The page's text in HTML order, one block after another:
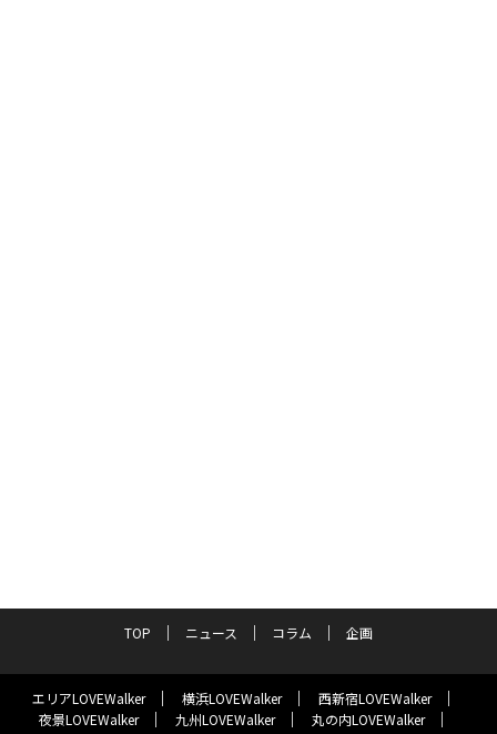
TOP ニュース コラム 企画
エリアLOVEWalker 横浜LOVEWalker
西新宿LOVEWalker
夜景LOVEWalker
九州LOVEWalker
丸の内LOVEWalker